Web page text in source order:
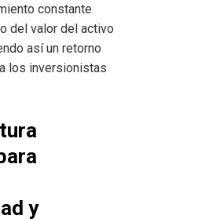
constante
del valor del activo
así un retorno
los inversionistas
y